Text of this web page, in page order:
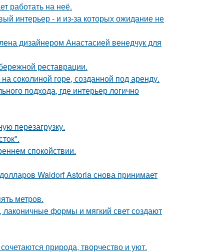
работать на неё.
интерьер - и из-за которых ожидание не
дизайнером Анастасией венедчук для
реставрации.
соколиной горе, созданной под аренду.
подхода, где интерьер логично
перезагрузку.
спокойствии.
Waldorf Astoria снова принимает
метров.
формы и мягкий свет создают
природа, творчество и уют.